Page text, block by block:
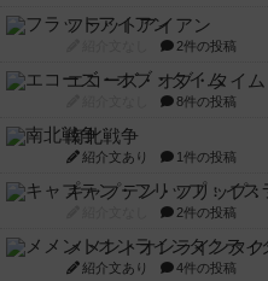
フラットアイアン
2件の投稿
エコーズ・オブ・タイム
8件の投稿
南北戦争
紹介文あり 1件の投稿
キャプテン・フリップ
2件の投稿
メメントオンラインタク
紹介文あり 4件の投稿